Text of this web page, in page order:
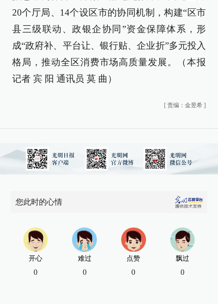
20个厅局、14个设区市的协同机制，构建“区市
县三级联动、政银企协同”资金保障体系，形
成“政府补、平台让、银行贴、企业折”多元投入
格局，推动全区消费市场高质量发展。（本报
记者 宾 阳 通讯员 莫 曲）
[ 责编：金昱希 ]
您此时的心情
开心
0
难过
0
点赞
0
飘过
0